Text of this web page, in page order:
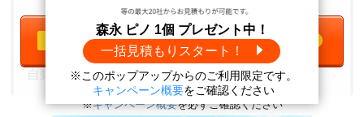
保険会社情報
自動車保険ランキング
一括見積もりをする
森永 ピノ1個プレゼント中！
※キャンペーン概要を必ずご確認ください
森永 ピノ 1個 プレゼント中！
一括見積もりスタート！
※このポップアップからのご利用限定です。
キャンペーン概要をご確認ください